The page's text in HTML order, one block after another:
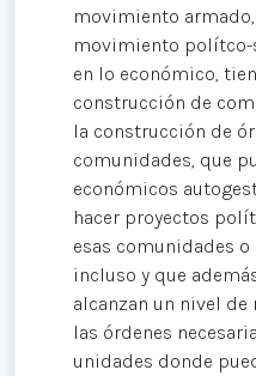
movimiento
movimiento polítco-
en lo económico,
construcción de
la construcción de
comunidades, que
económicos
hacer proyectos
esas comunidades o
incluso y que
alcanzan un nivel
las órdenes
unidades donde